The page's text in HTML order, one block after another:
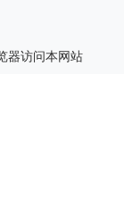
器访问本网站